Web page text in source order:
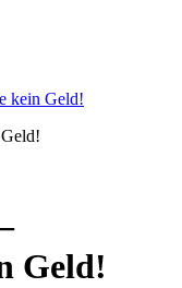
kein Geld!
Geld!